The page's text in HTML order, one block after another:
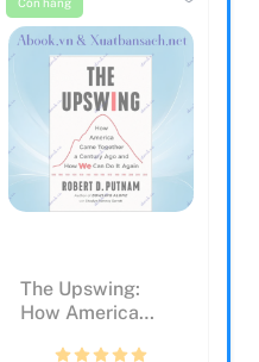
The Upswing:
How America
Came Together A
Century A...